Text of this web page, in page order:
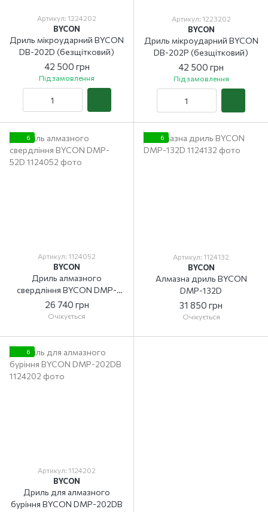
Артикул: 1224202
BYCON
Дриль мікроударний BYCON
DB-202D (безщітковий)
42 500 грн
Під замовлення
Артикул: 1223202
BYCON
Дриль мікроударний BYCON
DB-202Р (безщітковий)
42 500 грн
Під замовлення
6
Артикул: 1124052
BYCON
Дриль алмазного
свердління BYCON DMP-
52D
26 740 грн
Очікується
6
Артикул: 1124132
BYCON
Алмазна дриль BYCON
DMP-132D
31 850 грн
Очікується
6
Артикул: 1124202
BYCON
Дриль для алмазного
буріння BYCON DMP-202DB